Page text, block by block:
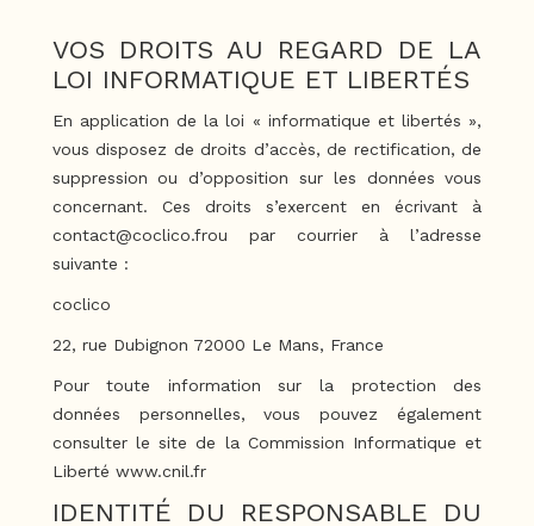
VOS DROITS AU REGARD DE LA
LOI INFORMATIQUE ET LIBERTÉS
En application de la loi « informatique et libertés »,
vous disposez de droits d’accès, de rectification, de
suppression ou d’opposition sur les données vous
concernant. Ces droits s’exercent en écrivant à
contact@coclico.frou par courrier à l’adresse
suivante :
coclico
22, rue Dubignon 72000 Le Mans, France
Pour toute information sur la protection des
données personnelles, vous pouvez également
consulter le site de la Commission Informatique et
Liberté www.cnil.fr
IDENTITÉ DU RESPONSABLE DU